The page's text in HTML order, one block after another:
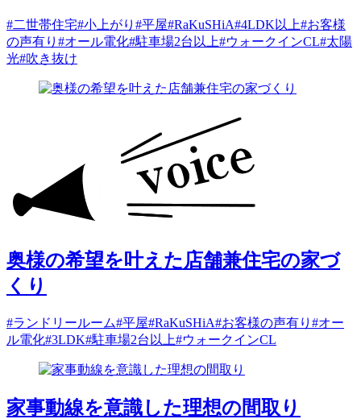
#二世帯住宅#小上がり #平屋#RaKuSHiA#4LDK以上#お客様
の声有り #オール電化#駐車場2台以上#ウォークインCL#太陽
光#吹き抜け
奥様の希望を叶えた店舗兼住宅の家づ
くり
#ランドリールーム#平屋#RaKuSHiA#お客様の声有り #オー
ル電化#3LDK#駐車場2台以上#ウォークインCL
家事動線を意識した理想の間取り